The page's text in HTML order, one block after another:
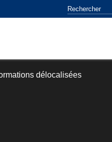
délocalisées